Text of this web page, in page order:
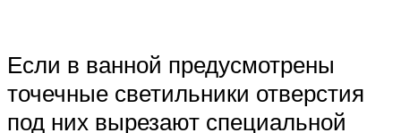
Если в ванной предусмотрены
точечные светильники отверстия
под них вырезают специальной